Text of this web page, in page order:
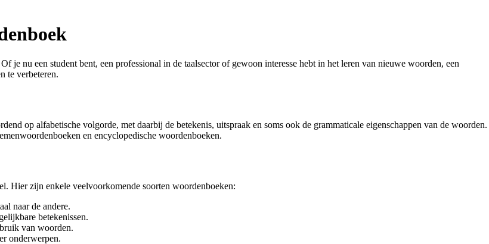
je nu een student bent, een professional in de taalsector of gewoon interesse hebt in het leren van nieuwe woorden, een
te verbeteren.
op alfabetische volgorde, met daarbij de betekenis, uitspraak en soms ook de grammaticale eigenschappen van de woorden.
en encyclopedische woordenboeken.
Hier zijn enkele veelvoorkomende soorten woordenboeken:
naar de andere.
betekenissen.
van woorden.
onderwerpen.